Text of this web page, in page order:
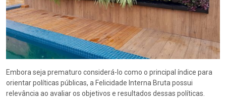
Embora seja prematuro considerá-lo como o principal índice para
orientar políticas públicas, a Felicidade Interna Bruta possui
relevância ao avaliar os objetivos e resultados dessas políticas.